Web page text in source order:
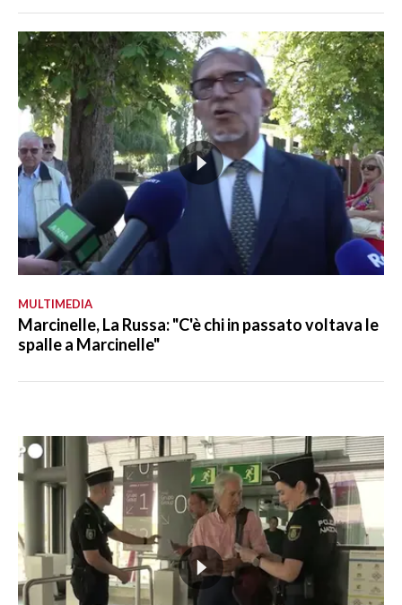
MULTIMEDIA
Marcinelle, La Russa: "C'è chi in passato voltava le
spalle a Marcinelle"